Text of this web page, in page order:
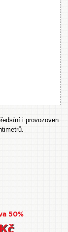
i provozoven.
50%